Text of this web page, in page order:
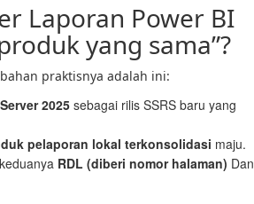
Laporan Power BI
yang sama”?
praktisnya adalah ini:
2025sebagai rilis SSRS baru yang
pelaporan lokal terkonsolidasi maju.
RDL (diberi nomor halaman) Dan